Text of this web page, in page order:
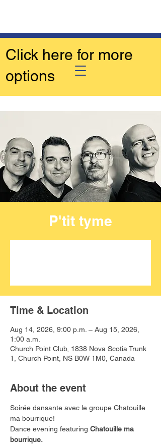
Click here for more
options
P'tit tyme
Time & Location
Aug 14, 2026, 9:00 p.m. – Aug 15, 2026,
1:00 a.m.
Church Point Club, 1838 Nova Scotia Trunk
1, Church Point, NS B0W 1M0, Canada
About the event
Soirée dansante avec le groupe Chatouille
ma bourrique!
Dance evening featuring Chatouille ma
bourrique.